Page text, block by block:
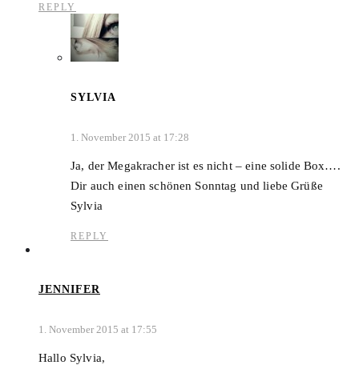
REPLY
SYLVIA
1. November 2015 at 17:28
Ja, der Megakracher ist es nicht – eine solide Box….
Dir auch einen schönen Sonntag und liebe Grüße
Sylvia
REPLY
JENNIFER
1. November 2015 at 17:55
Hallo Sylvia,